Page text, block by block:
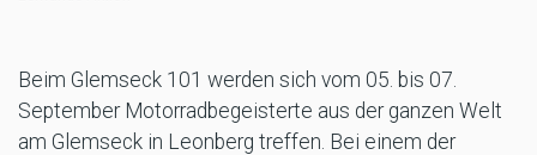
Beim Glemseck 101 werden sich vom 05. bis 07.
September Motorradbegeisterte aus der ganzen Welt
am Glemseck in Leonberg treffen. Bei einem der